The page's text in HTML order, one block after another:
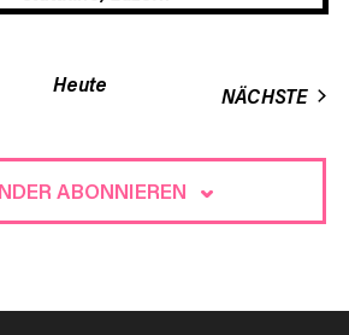
Heute NÄCHSTE
ABONNIEREN